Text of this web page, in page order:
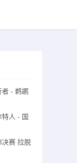
者 - 鹈鹕
人 - 国
赛 拉脱